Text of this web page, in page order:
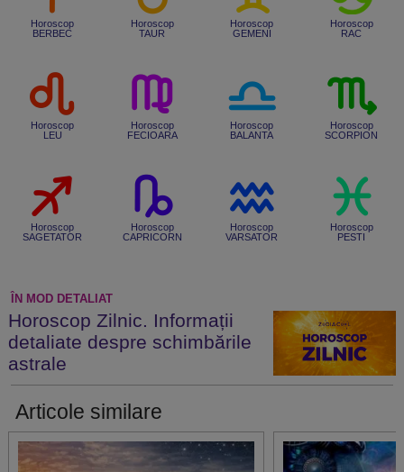
Horoscop
BERBEC
Horoscop
TAUR
Horoscop
GEMENI
Horoscop
RAC
Horoscop
LEU
Horoscop
FECIOARA
Horoscop
BALANTA
Horoscop
SCORPION
Horoscop
SAGETATOR
Horoscop
CAPRICORN
Horoscop
VARSATOR
Horoscop
PESTI
ÎN MOD DETALIAT
Horoscop Zilnic. Informații
detaliate despre schimbările
astrale
Articole similare